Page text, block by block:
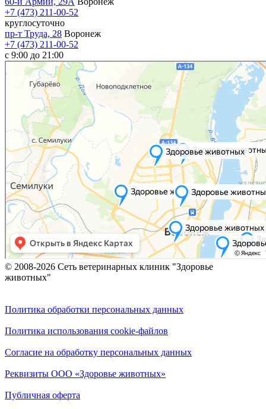
+7 (473) 211-00-52
круглосуточно
пр-т Труда, 28 Воронеж
+7 (473) 211-00-52
c 9:00 до 21:00
© 2008-2026 Сеть ветеринарных клиник "Здоровье
животных"
Политика обработки персональных данных
Политика использования cookie-файлов
Согласие на обработку персональных данных
Реквизиты ООО «Здоровье животных»
Публичная оферта